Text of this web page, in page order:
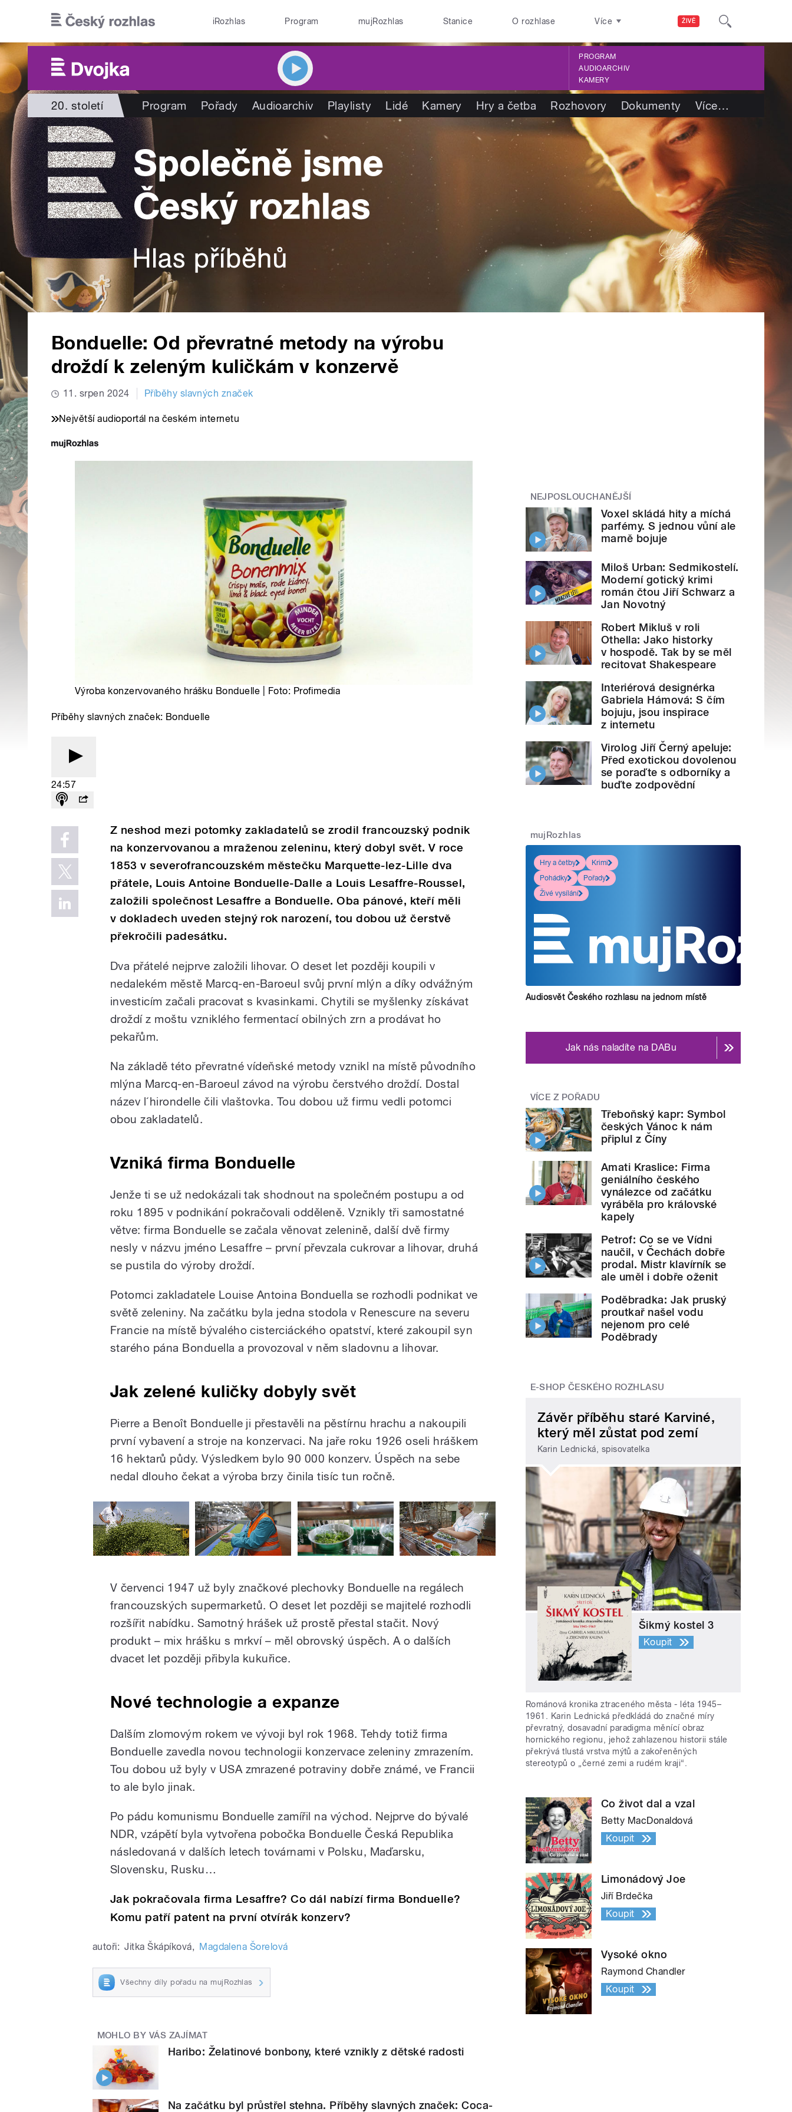
ŽIVĚ
iRozhlas Program mujRozhlas Stanice O rozhlase Více
PROGRAM
AUDIOARCHIV
KAMERY
20. století Program Pořady Audioarchiv Playlisty Lidé Kamery Hry a četba Rozhovory Dokumenty Více…
Bonduelle: Od převratné metody na výrobu
droždí k zeleným kuličkám v konzervě
11. srpen 2024 Příběhy slavných značek
Největší audioportál na českém internetu
Výroba konzervovaného hrášku Bonduelle | Foto: Profimedia
Příběhy slavných značek: Bonduelle
24:57
Z neshod mezi potomky zakladatelů se zrodil francouzský podnik
na konzervovanou a mraženou zeleninu, který dobyl svět. V roce
1853 v severofrancouzském městečku Marquette-lez-Lille dva
přátele, Louis Antoine Bonduelle-Dalle a Louis Lesaffre-Roussel,
založili společnost Lesaffre a Bonduelle. Oba pánové, kteří měli
v dokladech uveden stejný rok narození, tou dobou už čerstvě
překročili padesátku.
Dva přátelé nejprve založili lihovar. O deset let později koupili v
nedalekém městě Marcq-en-Baroeul svůj první mlýn a díky odvážným
investicím začali pracovat s kvasinkami. Chytili se myšlenky získávat
droždí z moštu vzniklého fermentací obilných zrn a prodávat ho
pekařům.
Na základě této převratné vídeňské metody vznikl na místě původního
mlýna Marcq-en-Baroeul závod na výrobu čerstvého droždí. Dostal
název l´hirondelle čili vlaštovka. Tou dobou už firmu vedli potomci
obou zakladatelů.
Vzniká firma Bonduelle
Jenže ti se už nedokázali tak shodnout na společném postupu a od
roku 1895 v podnikání pokračovali odděleně. Vznikly tři samostatné
větve: firma Bonduelle se začala věnovat zelenině, další dvě firmy
nesly v názvu jméno Lesaffre – první převzala cukrovar a lihovar, druhá
se pustila do výroby droždí.
Potomci zakladatele Louise Antoina Bonduella se rozhodli podnikat ve
světě zeleniny. Na začátku byla jedna stodola v Renescure na severu
Francie na místě bývalého cisterciáckého opatství, které zakoupil syn
starého pána Bonduella a provozoval v něm sladovnu a lihovar.
Jak zelené kuličky dobyly svět
Pierre a Benoît Bonduelle ji přestavěli na pěstírnu hrachu a nakoupili
první vybavení a stroje na konzervaci. Na jaře roku 1926 oseli hráškem
16 hektarů půdy. Výsledkem bylo 90 000 konzerv. Úspěch na sebe
nedal dlouho čekat a výroba brzy činila tisíc tun ročně.
V červenci 1947 už byly značkové plechovky Bonduelle na regálech
francouzských supermarketů. O deset let později se majitelé rozhodli
rozšířit nabídku. Samotný hrášek už prostě přestal stačit. Nový
produkt – mix hrášku s mrkví – měl obrovský úspěch. A o dalších
dvacet let později přibyla kukuřice.
Nové technologie a expanze
Dalším zlomovým rokem ve vývoji byl rok 1968. Tehdy totiž firma
Bonduelle zavedla novou technologii konzervace zeleniny zmrazením.
Tou dobou už byly v USA zmrazené potraviny dobře známé, ve Francii
to ale bylo jinak.
Po pádu komunismu Bonduelle zamířil na východ. Nejprve do bývalé
NDR, vzápětí byla vytvořena pobočka Bonduelle Česká Republika
následovaná v dalších letech továrnami v Polsku, Maďarsku,
Slovensku, Rusku…
Jak pokračovala firma Lesaffre? Co dál nabízí firma Bonduelle?
Komu patří patent na první otvírák konzerv?
autoři: Jitka Škápíková, Magdalena Šorelová
Všechny díly pořadu na mujRozhlas
MOHLO BY VÁS ZAJÍMAT
Haribo: Želatinové bonbony, které vznikly z dětské radosti
Na začátku byl průstřel stehna. Příběhy slavných značek: Coca-
NEJPOSLOUCHANĚJŠÍ
Voxel skládá hity a míchá
parfémy. S jednou vůní ale
marně bojuje
Miloš Urban: Sedmikostelí.
Moderní gotický krimi
román čtou Jiří Schwarz a
Jan Novotný
Robert Mikluš v roli
Othella: Jako historky
v hospodě. Tak by se měl
recitovat Shakespeare
Interiérová designérka
Gabriela Hámová: S čím
bojuju, jsou inspirace
z internetu
Virolog Jiří Černý apeluje:
Před exotickou dovolenou
se poraďte s odborníky a
buďte zodpovědní
mujRozhlas
Hry a četby
Krimi
Pohádky
Pořady
Živé vysílání
Audiosvět Českého rozhlasu na jednom místě
Jak nás naladíte na DABu
VÍCE Z POŘADU
Třeboňský kapr: Symbol
českých Vánoc k nám
připlul z Číny
Amati Kraslice: Firma
geniálního českého
vynálezce od začátku
vyráběla pro královské
kapely
Petrof: Co se ve Vídni
naučil, v Čechách dobře
prodal. Mistr klavírník se
ale uměl i dobře oženit
Poděbradka: Jak pruský
proutkař našel vodu
nejenom pro celé
Poděbrady
E-SHOP ČESKÉHO ROZHLASU
Závěr příběhu staré Karviné,
který měl zůstat pod zemí
Karin Lednická, spisovatelka
Šikmý kostel 3
Koupit
Románová kronika ztraceného města - léta 1945–
1961. Karin Lednická předkládá do značné míry
převratný, dosavadní paradigma měnící obraz
hornického regionu, jehož zahlazenou historii stále
překrývá tlustá vrstva mýtů a zakořeněných
stereotypů o „černé zemi a rudém kraji“.
Co život dal a vzal
Betty MacDonaldová
Koupit
Limonádový Joe
Jiří Brdečka
Koupit
Vysoké okno
Raymond Chandler
Koupit